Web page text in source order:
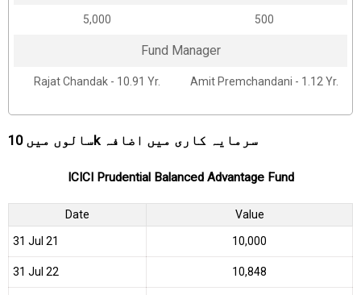
₹5,000 ₹500
Fund Manager
Rajat Chandak - 10.91 Yr. Amit Premchandani - 1.12 Yr.
سالوں میں 10k سرمایہ کاری میں اضافہ
ICICI Prudential Balanced Advantage Fund
Date Value
31 Jul 21 ₹10,000
31 Jul 22 ₹10,848